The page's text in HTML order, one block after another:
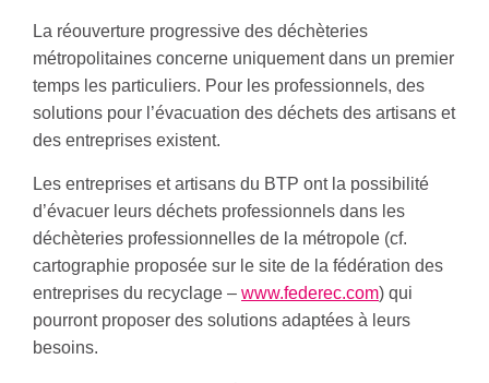
La réouverture progressive des déchèteries
métropolitaines concerne uniquement dans un premier
temps les particuliers. Pour les professionnels, des
solutions pour l’évacuation des déchets des artisans et
des entreprises existent.
Les entreprises et artisans du BTP ont la possibilité
d’évacuer leurs déchets professionnels dans les
déchèteries professionnelles de la métropole (cf.
cartographie proposée sur le site de la fédération des
entreprises du recyclage – www.federec.com) qui
pourront proposer des solutions adaptées à leurs
besoins.